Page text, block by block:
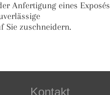
Anfertigung eines Exposés
Sie zuschneidern.
Kontakt